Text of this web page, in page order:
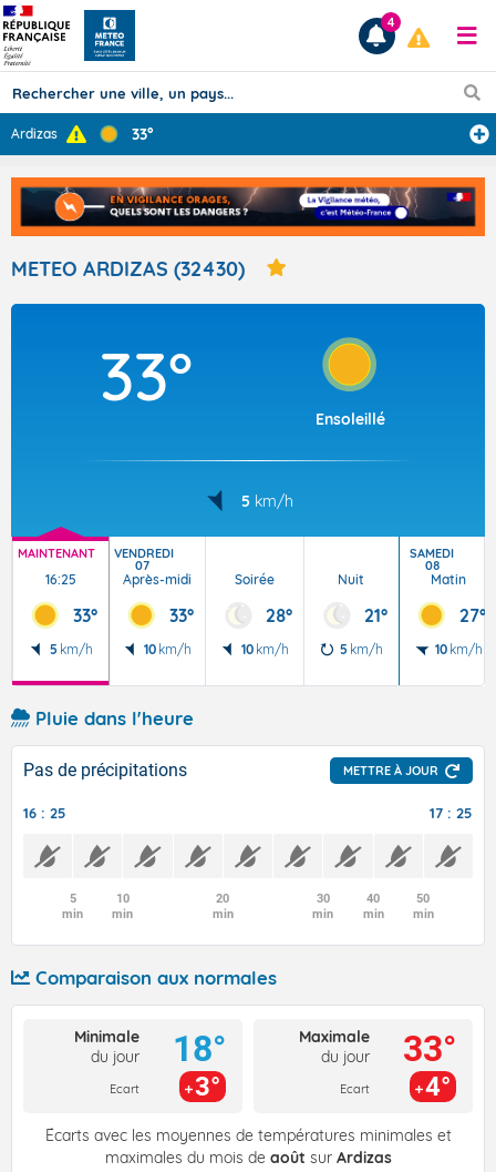
Prévisions
TOUS LES RÉSULTATS
Articles
4
Ardizas 33°
METEO ARDIZAS (32430)
33°
Ensoleillé
5 km/h
MAINTENANT
16:25
33°
5 km/h
VENDREDI
07
Après-midi
33°
10 km/h
Soirée
28°
10 km/h
Nuit
21°
5 km/h
SAMEDI
08
Matin
27°
10 km/h
Pluie dans l'heure
Pas de précipitations METTRE À JOUR
16 : 25 17 : 25
5
min
10
min
20
min
30
min
40
min
50
min
Comparaison aux normales
Minimale
du jour
Ecart
18°
3°
Maximale
du jour
Ecart
33°
4°
Écarts avec les moyennes de températures minimales et
maximales du mois de août sur Ardizas